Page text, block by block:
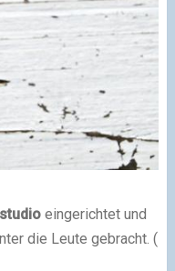
eingerichtet und
die Leute gebracht. (